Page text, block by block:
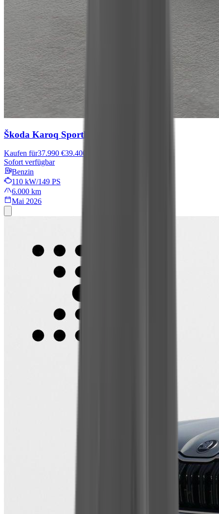
Škoda Karoq Sportline
Kaufen für37.990 €39.400 €
Sofort verfügbar
Benzin
110 kW/149 PS
6.000 km
Mai 2026